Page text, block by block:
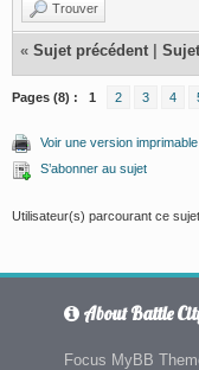
Trouver
« Sujet précédent
Pages (8) : 1 2 3 4
Voir une version imprimable
S’abonner au sujet
Utilisateur(s) parcourant ce
About Battle
Focus MyBB